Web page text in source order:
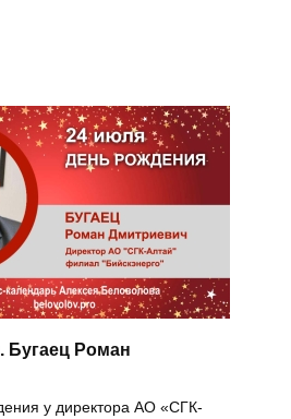
Бугаец Роман
у директора АО «СГК-